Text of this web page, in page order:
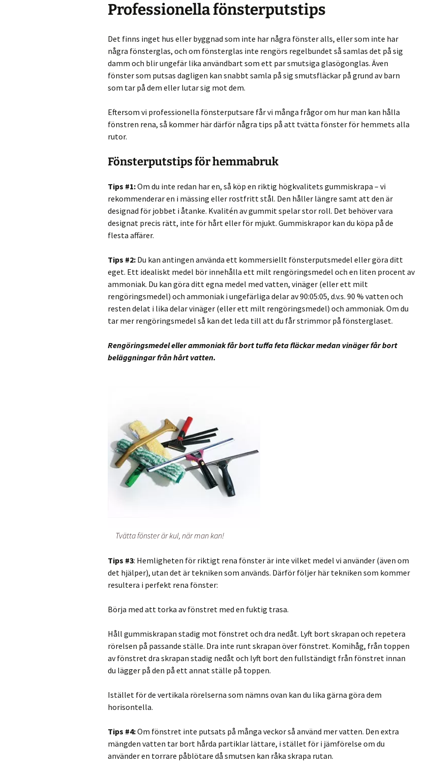
Professionella fönsterputstips
Det finns inget hus eller byggnad som inte har några fönster alls, eller som inte har
några fönsterglas, och om fönsterglas inte rengörs regelbundet så samlas det på sig
damm och blir ungefär lika användbart som ett par smutsiga glasögonglas. Även
fönster som putsas dagligen kan snabbt samla på sig smutsfläckar på grund av barn
som tar på dem eller lutar sig mot dem.
Eftersom vi professionella fönsterputsare får vi många frågor om hur man kan hålla
fönstren rena, så kommer här därför några tips på att tvätta fönster för hemmets alla
rutor.
Fönsterputstips för hemmabruk
Tips #1:Om du inte redan har en, så köp en riktig högkvalitets gummiskrapa – vi
rekommenderar en i mässing eller rostfritt stål. Den håller längre samt att den är
designad för jobbet i åtanke. Kvalitén av gummit spelar stor roll. Det behöver vara
designat precis rätt, inte för hårt eller för mjukt. Gummiskrapor kan du köpa på de
flesta affärer.
Tips #2: Du kan antingen använda ett kommersiellt fönsterputsmedel eller göra ditt
eget. Ett idealiskt medel bör innehålla ett milt rengöringsmedel och en liten procent av
ammoniak. Du kan göra ditt egna medel med vatten, vinäger (eller ett milt
rengöringsmedel) och ammoniak i ungefärliga delar av 90:05:05, d.v.s. 90 % vatten och
resten delat i lika delar vinäger (eller ett milt rengöringsmedel) och ammoniak. Om du
tar mer rengöringsmedel så kan det leda till att du får strimmor på fönsterglaset.
Rengöringsmedel eller ammoniak får bort tuffa feta fläckar medan vinäger får bort
beläggningar från hårt vatten.
Tvätta fönster är kul, när man kan!
Tips #3: Hemligheten för riktigt rena fönster är inte vilket medel vi använder (även om
det hjälper), utan det är tekniken som används. Därför följer här tekniken som kommer
resultera i perfekt rena fönster:
Börja med att torka av fönstret med en fuktig trasa.
Håll gummiskrapan stadig mot fönstret och dra nedåt. Lyft bort skrapan och repetera
rörelsen på passande ställe. Dra inte runt skrapan över fönstret. Komihåg, från toppen
av fönstret dra skrapan stadig nedåt och lyft bort den fullständigt från fönstret innan
du lägger på den på ett annat ställe på toppen.
Istället för de vertikala rörelserna som nämns ovan kan du lika gärna göra dem
horisontella.
Tips #4:Om fönstret inte putsats på många veckor så använd mer vatten. Den extra
mängden vatten tar bort hårda partiklar lättare, i stället för i jämförelse om du
använder en torrare påblötare då smutsen kan råka skrapa rutan.